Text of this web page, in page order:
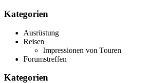
Kategorien
Ausrüstung
Reisen
Impressionen von Touren
Forumstreffen
Kategorien